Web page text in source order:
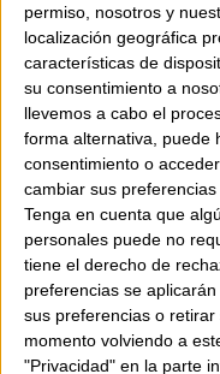
permiso, nosotros y
localización geográfica
características de
su consentimiento a
llevemos a cabo el
forma alternativa, puede
consentimiento o
cambiar sus
Tenga en cuenta que
personales puede no
tiene el derecho de
preferencias se
sus preferencias o
momento volviendo a
"Privacidad" en la parte